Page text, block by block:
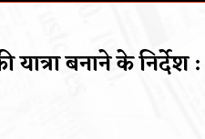
यात्रा बनाने के